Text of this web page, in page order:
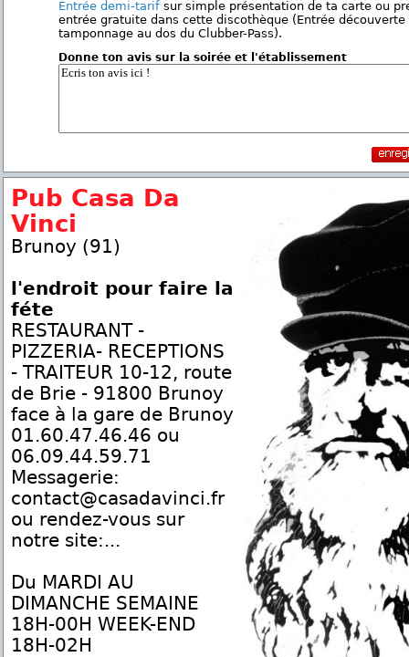
Entrée demi-tarif sur simple présentation de ta carte ou
entrée gratuite dans cette discothèque (Entrée découverte
tamponnage au dos du Clubber-Pass).
Donne ton avis sur la soirée et l'établissement
Pub Casa Da
Vinci
Brunoy (91)
l'endroit pour faire la
féte
RESTAURANT -
PIZZERIA- RECEPTIONS
- TRAITEUR 10-12, route
de Brie - 91800 Brunoy
face à la gare de Brunoy
01.60.47.46.46 ou
06.09.44.59.71
Messagerie:
contact@casadavinci.fr
ou rendez-vous sur
notre site:...
Du MARDI AU
DIMANCHE SEMAINE
18H-00H WEEK-END
18H-02H